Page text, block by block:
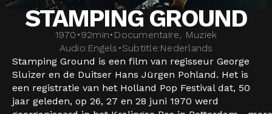
STAMPING GROUND
1970 •92min• Documentaire, Muziek
Audio:Engels •Subtitle:Nederlands
Stamping Ground is een film van regisseur George
Sluizer en de Duitser Hans Jürgen Pohland. Het is
een registratie van het Holland Pop Festival dat, 50
jaar geleden, op 26, 27 en 28 juni 1970 werd